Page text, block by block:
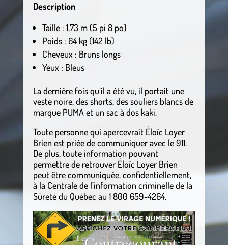
Description
Taille : 1,73 m (5 pi 8 po)
Poids : 64 kg (142 lb)
Cheveux : Bruns longs
Yeux : Bleus
La dernière fois qu’il a été vu, il portait une
veste noire, des shorts, des souliers blancs de
marque PUMA et un sac à dos kaki.
Toute personne qui apercevrait Éloïc Loyer
Brien est priée de communiquer avec le 911.
De plus, toute information pouvant
permettre de retrouver Éloïc Loyer Brien
peut être communiquée, confidentiellement,
à la Centrale de l’information criminelle de la
Sûreté du Québec au 1 800 659-4264.